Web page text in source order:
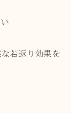
若返り効果を